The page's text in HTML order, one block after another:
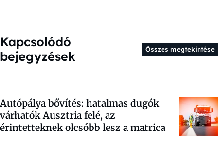
Kapcsolódó
bejegyzések
Összes megtekintése
Autópálya bővítés: hatalmas dugók
várhatók Ausztria felé, az
érintetteknek olcsóbb lesz a matrica